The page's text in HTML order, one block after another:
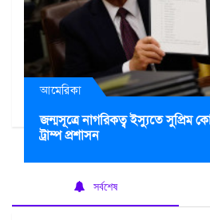
আমেরিকা
জন্মসূত্রে নাগরিকত্ব ইস্যুতে সুপ্রিম
ট্রাম্প প্রশাসন
সর্বশেষ